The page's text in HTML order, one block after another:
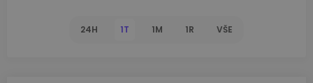
24H 1T 1M 1R VŠE